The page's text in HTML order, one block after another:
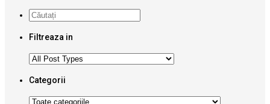
Filtreaza in
Categorii